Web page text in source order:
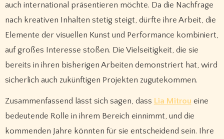
auch international präsentieren möchte. Da die Nachfrage
nach kreativen Inhalten stetig steigt, dürfte ihre Arbeit, die
Elemente der visuellen Kunst und Performance kombiniert,
auf großes Interesse stoßen. Die Vielseitigkeit, die sie
bereits in ihren bisherigen Arbeiten demonstriert hat, wird
sicherlich auch zukünftigen Projekten zugutekommen.
Zusammenfassend lässt sich sagen, dass Lia Mitrou eine
bedeutende Rolle in ihrem Bereich einnimmt, und die
kommenden Jahre könnten für sie entscheidend sein. Ihre